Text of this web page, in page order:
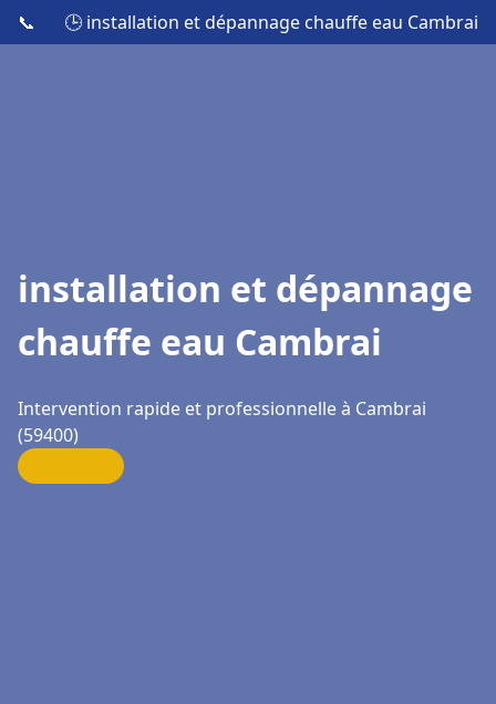
📞 🕒 installation et dépannage chauffe eau Cambrai
installation et dépannage
chauffe eau Cambrai
Intervention rapide et professionnelle à Cambrai
(59400)